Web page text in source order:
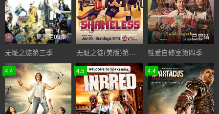
更新至09集
无耻之徒第三季
已完结
无耻之徒(美版)第六季
已完结
性爱自修室第四季
4.4 4.5 4.4